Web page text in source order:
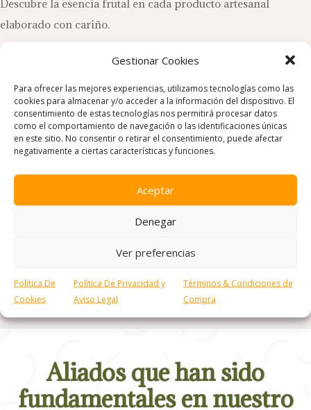
Gestionar Cookies
Para ofrecer las mejores experiencias, utilizamos tecnologías como las
cookies para almacenar y/o acceder a la información del dispositivo. El
consentimiento de estas tecnologías nos permitirá procesar datos
como el comportamiento de navegación o las identificaciones únicas
en este sitio. No consentir o retirar el consentimiento, puede afectar
negativamente a ciertas características y funciones.
Aceptar
Denegar
Ver preferencias
Política De
Cookies
Política De Privacidad y
Aviso Legal
Términos & Condiciones de
Compra
Descubre la esencia frutal en cada producto artesanal
elaborado con cariño.
Aliados que han sido
fundamentales en nuestro